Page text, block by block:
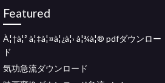
Featured
À¦†à¦² à¦‡à¦¤à¦¿à¦› à¦¾à¦® pdfダウンロー
ド
気功急流ダウンロード